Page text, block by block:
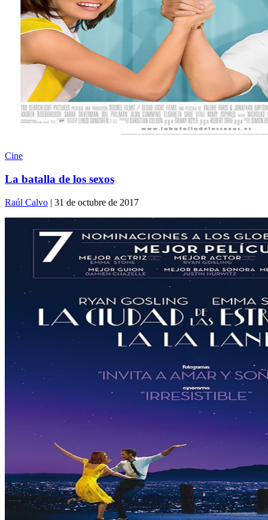
Cine
La batalla de los sexos
Raúl Calvo | 31 de octubre de 2017